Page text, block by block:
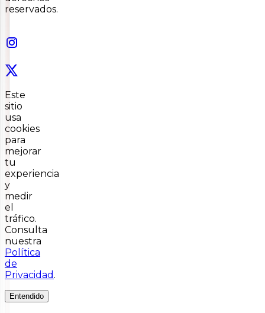
reservados.
Este
sitio
usa
cookies
para
mejorar
tu
experiencia
y
medir
el
tráfico.
Consulta
nuestra
Política
de
Privacidad .
Entendido